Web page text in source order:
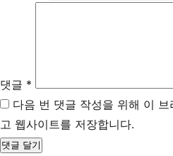
댓글 *
다음 번 댓글 작성을 위해 이
고 웹사이트를 저장합니다.